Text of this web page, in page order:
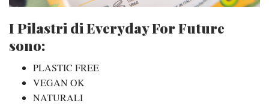
I Pilastri di Everyday For Future
sono:
PLASTIC FREE
VEGAN OK
NATURALI